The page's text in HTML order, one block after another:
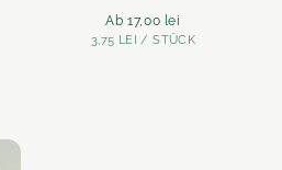
Normaler
Preis
Ab 17,00 lei
STÜCK
3,75 LEI / PE
STÜCK